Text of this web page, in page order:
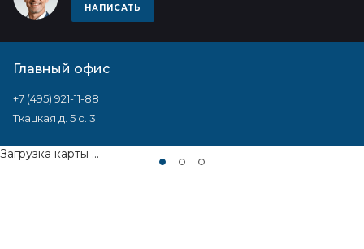
НАПИСАТЬ
Главный офис
+7 (495) 921-11-88
Ткацкая д. 5 с. 3
Загрузка карты ...